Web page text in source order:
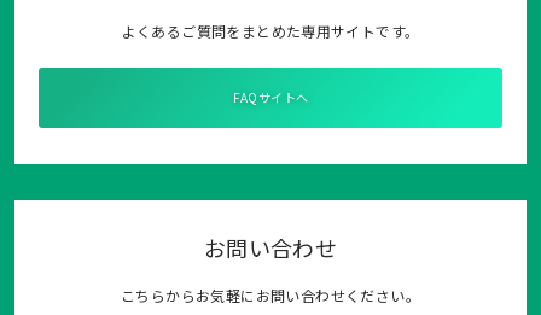
よくあるご質問をまとめた専用サイトです。
FAQサイトへ
お問い合わせ
こちらからお気軽にお問い合わせください。